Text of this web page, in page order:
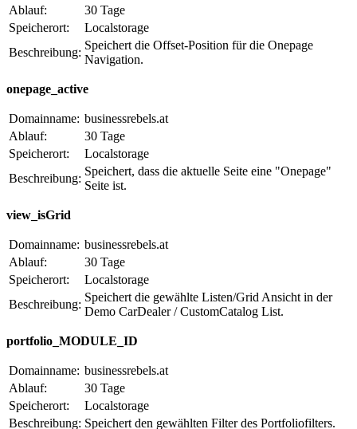
Ablauf:
30 Tage
Speicherort:
Localstorage
Beschreibung:
Speichert die Offset-Position für die Onepage
Navigation.
onepage_active
Domainname: businessrebels.at
Ablauf:
30 Tage
Speicherort:
Localstorage
Beschreibung:
Speichert, dass die aktuelle Seite eine "Onepage"
Seite ist.
view_isGrid
Domainname: businessrebels.at
Ablauf:
30 Tage
Speicherort:
Localstorage
Beschreibung:
Speichert die gewählte Listen/Grid Ansicht in der
Demo CarDealer / CustomCatalog List.
portfolio_MODULE_ID
Domainname: businessrebels.at
Ablauf:
30 Tage
Speicherort:
Localstorage
Beschreibung: Speichert den gewählten Filter des Portfoliofilters.